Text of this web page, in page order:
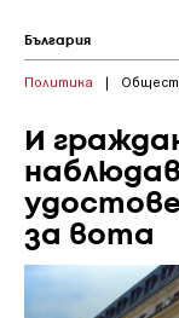
България
Политика |
И
за вота